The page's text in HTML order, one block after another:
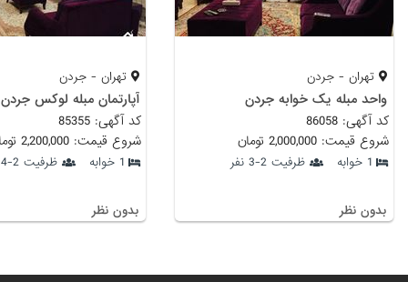
تهران - جردن
واحد مبله یک خوابه جردن
کد آگهی: 86058
شروع قیمت: 2,000,000 تومان
1 خوابه ظرفیت 2-3 نفر
بدون نظر
تهران - جردن
آپارتمان مبله لوکس جردن
کد آگهی: 85355
شروع قیمت: 2,200,000 تومان
1 خوابه ظرفیت 2-4 نفر
بدون نظر